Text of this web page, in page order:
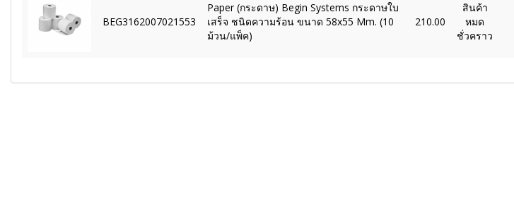
BEG3162007021553
Paper (กระดาษ) Begin Systems กระดาษใบ
เสร็จ ชนิดความร้อน ขนาด 58x55 Mm. (10
ม้วน/แพ็ค)
210.00
สินค้า
หมด
ชั่วคราว